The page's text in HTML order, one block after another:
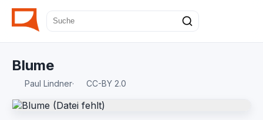
Blume
Paul Lindner· CC-BY 2.0